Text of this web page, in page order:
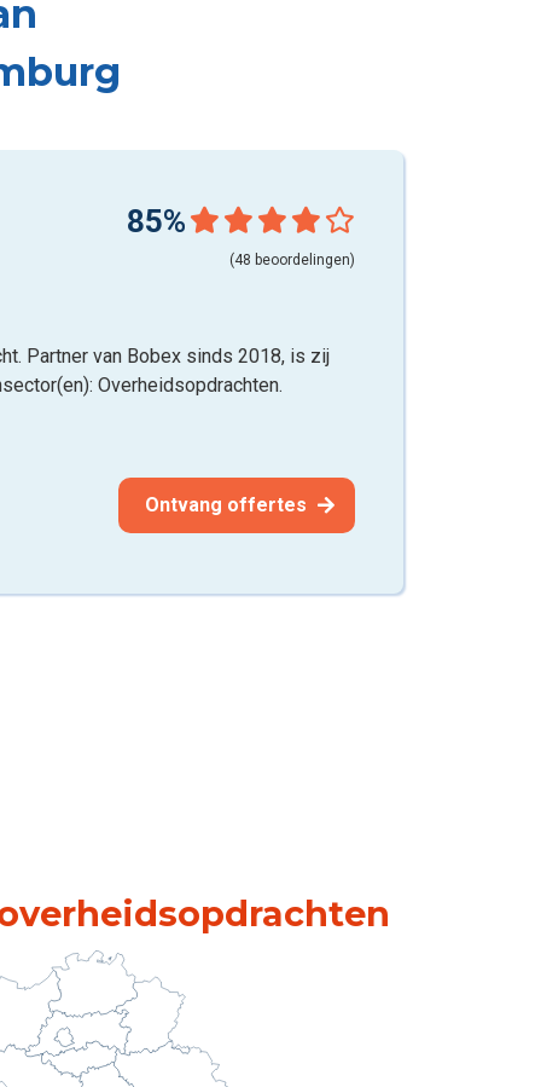
85%
(48 beoordelingen)
Partner van Bobex sinds 2018, is zij
Overheidsopdrachten.
Ontvang offertes